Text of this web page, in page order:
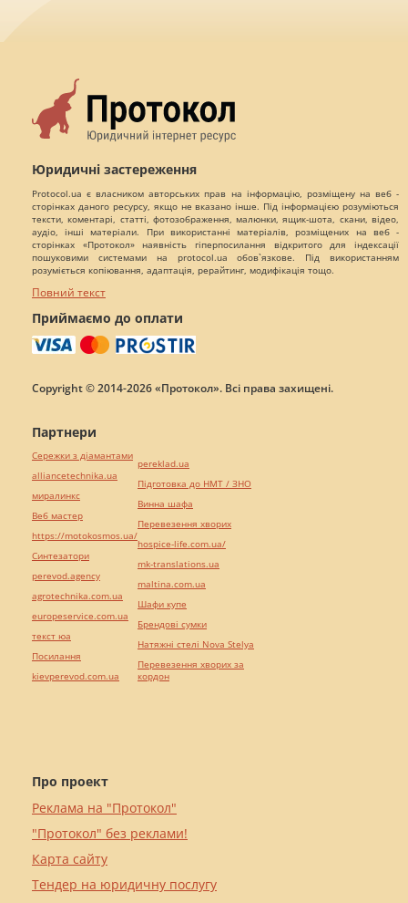
Юридичні застереження
Protocol.ua є власником авторських прав на інформацію, розміщену на веб -
сторінках даного ресурсу, якщо не вказано інше. Під інформацією розуміються
тексти, коментарі, статті, фотозображення, малюнки, ящик-шота, скани, відео,
аудіо, інші матеріали. При використанні матеріалів, розміщених на веб -
сторінках «Протокол» наявність гіперпосилання відкритого для індексації
пошуковими системами на protocol.ua обов`язкове. Під використанням
розуміється копіювання, адаптація, рерайтинг, модифікація тощо.
Повний текст
Приймаємо до оплати
Copyright © 2014-2026 «Протокол». Всі права захищені.
Про проект
Реклама на "Протокол"
"Протокол" без реклами!
Карта сайту
Тендер на юридичну послугу
Партнери
Сережки з діамантами
alliancetechnika.ua
миралинкс
Веб мастер
https://motokosmos.ua/
Синтезатори
perevod.agency
agrotechnika.com.ua
europeservice.com.ua
текст юа
Посилання
kievperevod.com.ua
pereklad.ua
Підготовка до НМТ / ЗНО
Винна шафа
Перевезення хворих
hospice-life.com.ua/
mk-translations.ua
maltina.com.ua
Шафи купе
Брендові сумки
Натяжні стелі Nova Stelya
Перевезення хворих за
кордон